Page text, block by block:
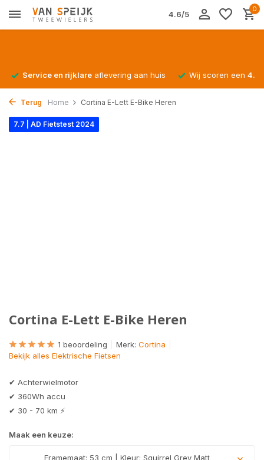
4.6/5
0
Service en rijklare aflevering aan huis Wij scoren een
Terug Home Cortina E-Lett E-Bike Heren
Cortina E-Lett E-Bike Heren
7.7 | AD Fietstest 2024
1 beoordeling Merk: Cortina
Bekijk alles Elektrische Fietsen
✔ Achterwielmotor
✔ 360Wh accu
✔ 30 - 70 km ⚡
Maak een keuze:
Framemaat: 53 cm | Kleur: Squirrel Grey Matt